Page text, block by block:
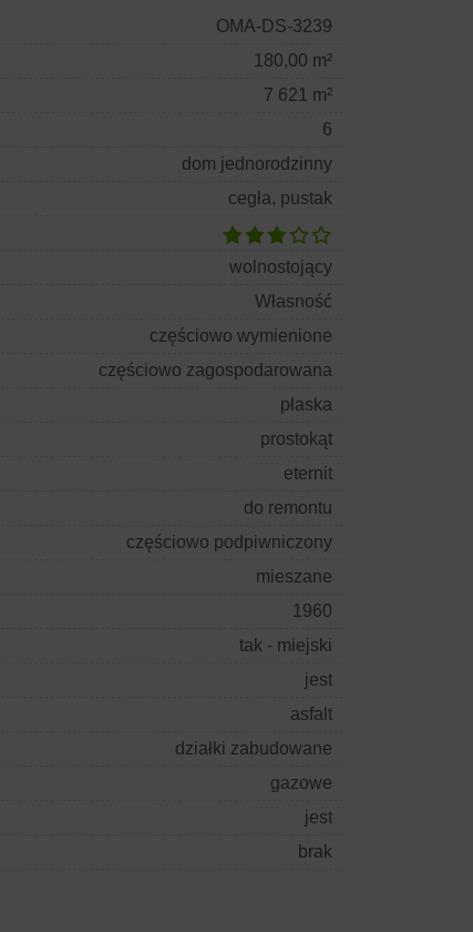
OMA-DS-3239
180,00 m²
7 621 m²
6
dom jednorodzinny
cegła, pustak
wolnostojący
Własność
częściowo wymienione
częściowo zagospodarowana
płaska
prostokąt
eternit
do remontu
częściowo podpiwniczony
mieszane
1960
tak - miejski
jest
asfalt
działki zabudowane
gazowe
jest
brak